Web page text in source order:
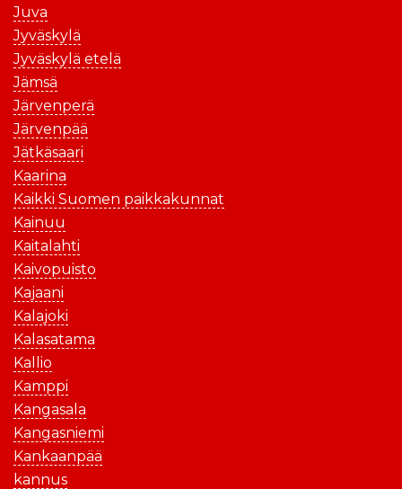
Juva
Jyväskylä
Jyväskylä etelä
Jämsä
Järvenperä
Järvenpää
Jätkäsaari
Kaarina
Kaikki Suomen paikkakunnat
Kainuu
Kaitalahti
Kaivopuisto
Kajaani
Kalajoki
Kalasatama
Kallio
Kamppi
Kangasala
Kangasniemi
Kankaanpää
kannus